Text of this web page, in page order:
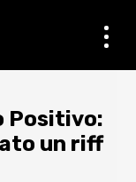
Positivo:
un riff